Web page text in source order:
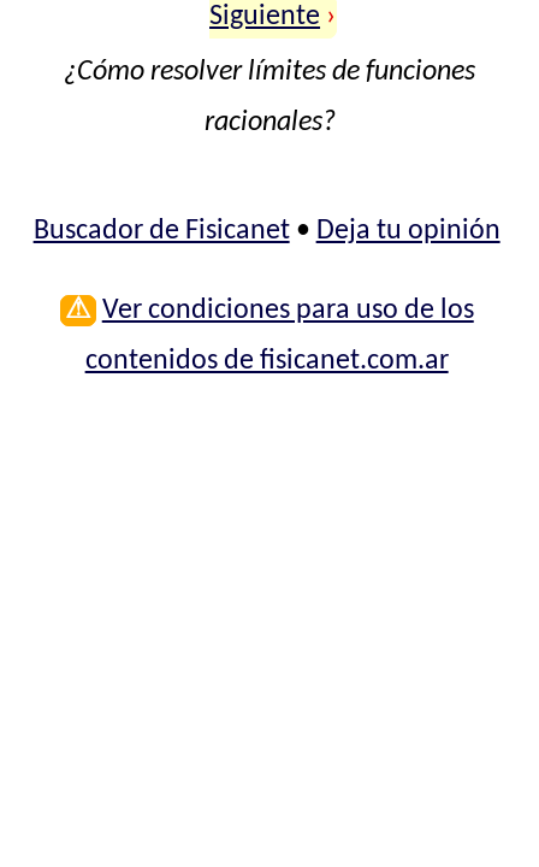
Siguiente ›
¿Cómo resolver límites de funciones
racionales?
Buscador de Fisicanet• Deja tu opinión
⚠ Ver condiciones para uso de los
contenidos de fisicanet.com.ar